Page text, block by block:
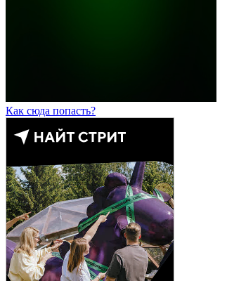
Как сюда попасть?